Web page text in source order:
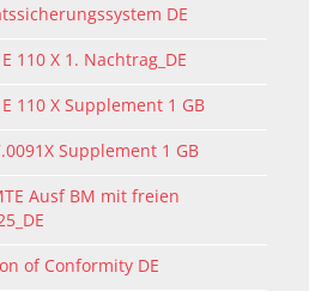
DE
E 110 X 1. Nachtrag_DE
E 110 X Supplement 1 GB
Supplement 1 GB
Ausf BM mit freien
of Conformity DE